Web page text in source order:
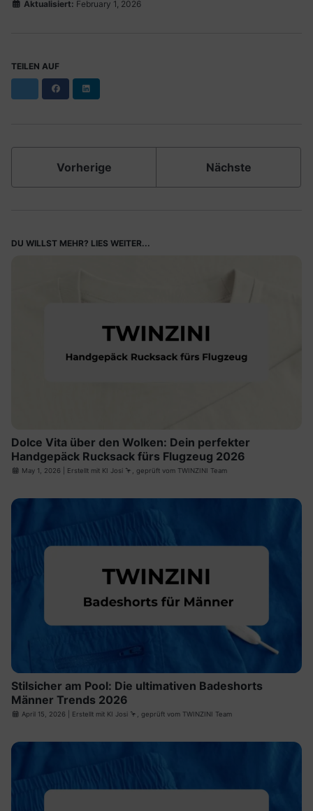
Aktualisiert: February 1, 2026
TEILEN AUF
Facebook
Vorherige Nächste
DU WILLST MEHR? LIES WEITER...
Dolce Vita über den Wolken: Dein perfekter
Handgepäck Rucksack fürs Flugzeug 2026
May 1, 2026 | Erstellt mit KI Josi 🦩, geprüft vom TWINZINI Team
Stilsicher am Pool: Die ultimativen Badeshorts
Männer Trends 2026
April 15, 2026 | Erstellt mit KI Josi 🦩, geprüft vom TWINZINI Team